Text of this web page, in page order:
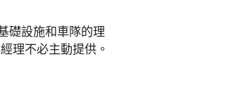
礎設施和車隊的理
理不必主動提供。